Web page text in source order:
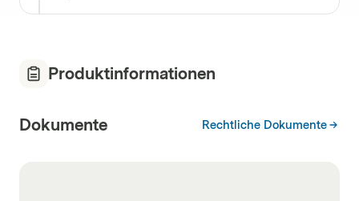
Produktinformationen
Dokumente Rechtliche Dokumente